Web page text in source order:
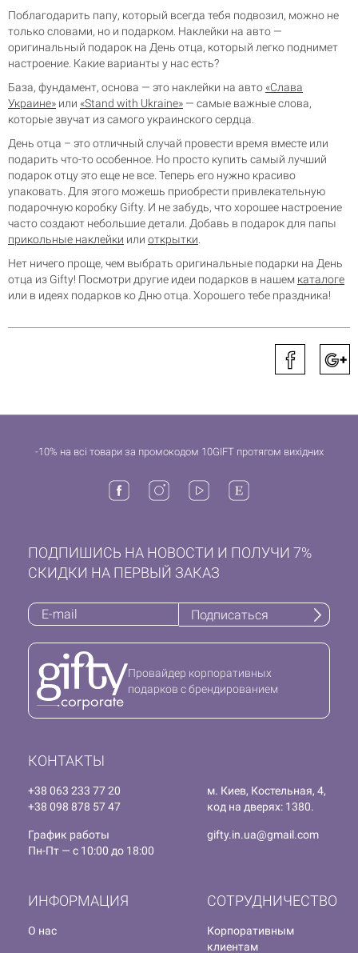
Поблагодарить папу, который всегда тебя подвозил, можно не
только словами, но и подарком. Наклейки на авто —
оригинальный подарок на День отца, который легко поднимет
настроение. Какие варианты у нас есть?
База, фундамент, основа — это наклейки на авто «Слава
Украине» или «Stand with Ukraine» — самые важные слова,
которые звучат из самого украинского сердца.
День отца – это отличный случай провести время вместе или
подарить что-то особенное. Но просто купить самый лучший
подарок отцу это еще не все. Теперь его нужно красиво
упаковать. Для этого можешь приобрести привлекательную
подарочную коробку Gifty. И не забудь, что хорошее настроение
часто создают небольшие детали. Добавь в подарок для папы
прикольные наклейки или открытки.
Нет ничего проще, чем выбрать оригинальные подарки на День
отца из Gifty! Посмотри другие идеи подарков в нашем каталоге
или в идеях подарков ко Дню отца. Хорошего тебе праздника!
-10% на всі товари за промокодом 10GIFT протягом вихідних
КОНТАКТЫ
+38 063 233 77 20
+38 098 878 57 47
м. Киев, Костельная, 4,
код на дверях: 1380.
График работы
Пн-Пт — с 10:00 до 18:00
gifty.in.ua@gmail.com
СОТРУДНИЧЕСТВО
Корпоративным
клиентам
ИНФОРМАЦИЯ
О нас
ПОДПИШИСЬ НА НОВОСТИ И ПОЛУЧИ 7%
СКИДКИ НА ПЕРВЫЙ ЗАКАЗ
Подписаться
Провайдер корпоративных
подарков с брендированием